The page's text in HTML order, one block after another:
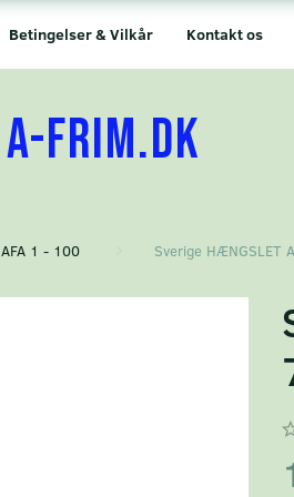
Kontakt os
Betingelser & Vilkår
A-FRIM.DK
AFA 1 - 100 Sverige HÆNGSLET